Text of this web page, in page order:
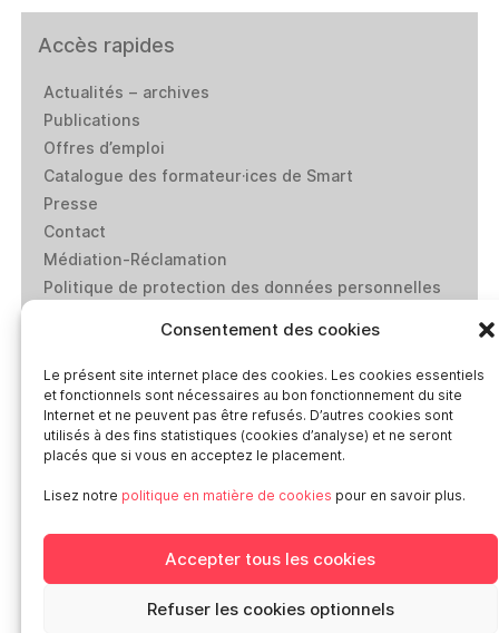
Consentement des cookies
Le présent site internet place des cookies. Les cookies essentiels
et fonctionnels sont nécessaires au bon fonctionnement du site
Internet et ne peuvent pas être refusés. D’autres cookies sont
utilisés à des fins statistiques (cookies d’analyse) et ne seront
placés que si vous en acceptez le placement.
Lisez notre politique en matière de cookies pour en savoir plus.
Accepter tous les cookies
Refuser les cookies optionnels
Accès rapides
Actualités – archives
Publications
Offres d’emploi
Catalogue des formateur·ices de Smart
Presse
Contact
Médiation-Réclamation
Politique de protection des données personnelles
Réseaux sociaux
Smart en Europe